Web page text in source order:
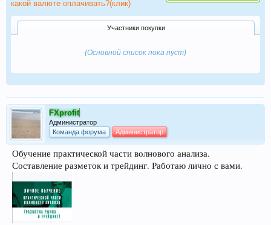
какой валюте оплачивать?(клик)
Участники покупки
(Основной список пока пуст)
FXprofit
Администратор
Команда форума
Администратор
Обучение практической части волнового анализа.
Составление разметок и трейдинг. Работаю лично с вами.